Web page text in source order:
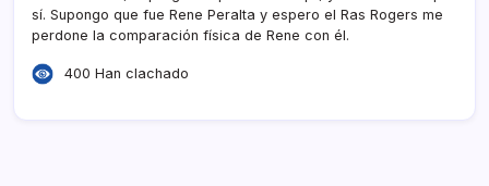
sí­. Supongo que fue Rene Peralta y espero el Ras Rogers me
perdone la comparación fí­sica de Rene con él.
400 Han clachado